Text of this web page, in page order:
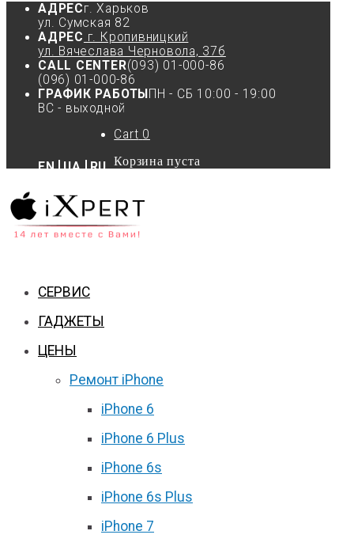
АДРЕСг. Харьков
ул. Сумская 82
АДРЕС г. Кропивницкий
ул. Вячеслава Черновола, 37б
CALL CENTER(093) 01-000-86
(096) 01-000-86
ГРАФИК РАБОТЫ ПН - СБ 10:00 - 19:00
ВС - выходной
EN UA RU
Cart 0
Корзина пуста
СЕРВИС
ГАДЖЕТЫ
ЦЕНЫ
Ремонт iPhone
iPhone 6
iPhone 6 Plus
iPhone 6s
iPhone 6s Plus
iPhone 7